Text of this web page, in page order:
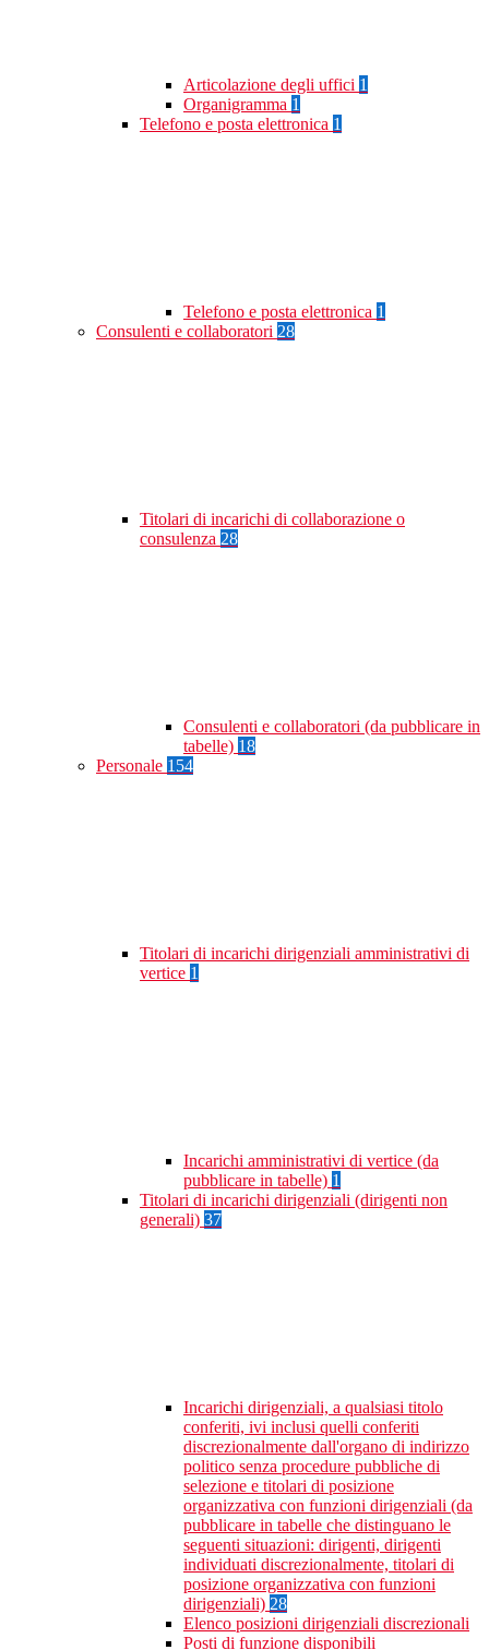
Articolazione degli uffici 1
Organigramma 1
Telefono e posta elettronica 1
Telefono e posta elettronica 1
Consulenti e collaboratori 28
Titolari di incarichi di collaborazione o
consulenza 28
Consulenti e collaboratori (da pubblicare in
tabelle) 18
Personale 154
Titolari di incarichi dirigenziali amministrativi di
vertice 1
Incarichi amministrativi di vertice (da
pubblicare in tabelle) 1
Titolari di incarichi dirigenziali (dirigenti non
generali) 37
Incarichi dirigenziali, a qualsiasi titolo
conferiti, ivi inclusi quelli conferiti
discrezionalmente dall'organo di indirizzo
politico senza procedure pubbliche di
selezione e titolari di posizione
organizzativa con funzioni dirigenziali (da
pubblicare in tabelle che distinguano le
seguenti situazioni: dirigenti, dirigenti
individuati discrezionalmente, titolari di
posizione organizzativa con funzioni
dirigenziali) 28
Elenco posizioni dirigenziali discrezionali
Posti di funzione disponibili